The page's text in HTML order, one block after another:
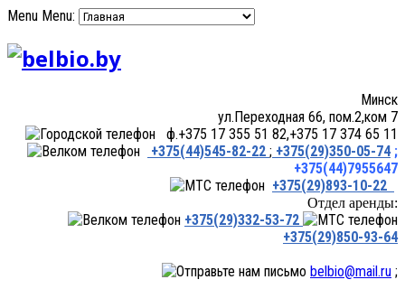
Menu Menu:
Минск
ул.Переходная 66, пом.2,ком 7
ф.+375 17 355 51 82,+375 17 374 65 11
+375(44)545-82-22 ; +375(29)350-05-74 ;
+375(44)7955647
+375(29)893-10-22
Отдел аренды:
+375(29)332-53-72
+375(29)850-93-64
belbio@mail.ru ;